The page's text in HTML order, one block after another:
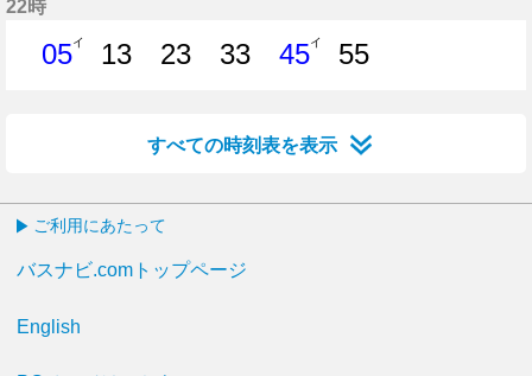
22時
05イ
13
23
33
45イ
55
すべての時刻表を表示
ご利用にあたって
バスナビ.comトップページ
English